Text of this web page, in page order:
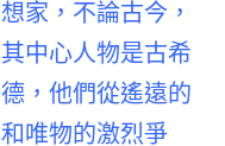
家，不論古今，
中心人物是古希
，他們從遙遠的
唯物的激烈爭